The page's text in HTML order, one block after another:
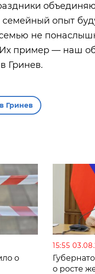
семейный опыт
не
Их пример — наш
Гринев.
Гринев
о
15:55
о росте